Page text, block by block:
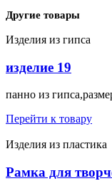
Другие товары
Изделия из гипса
изделие 19
панно из
Перейти к товару
Изделия из пластика
Рамка для